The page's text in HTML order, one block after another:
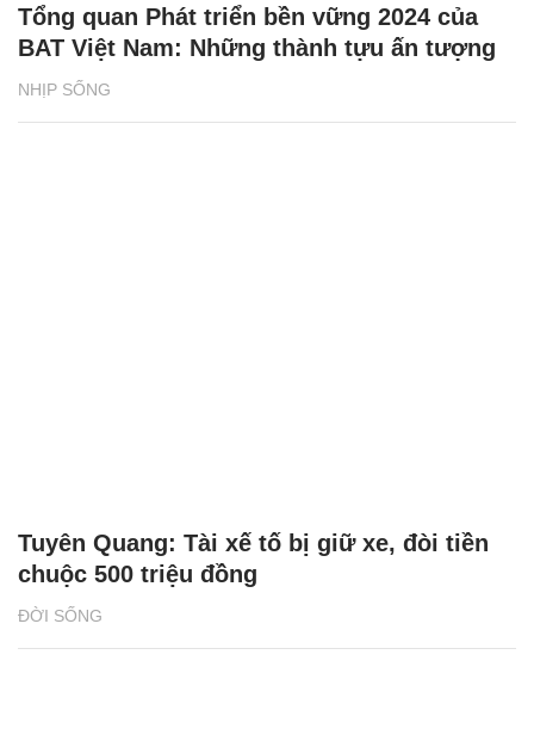
NHỊP SỐNG
Tổng quan Phát triển bền vững 2024 của
BAT Việt Nam: Những thành tựu ấn tượng
ĐỜI SỐNG
Tuyên Quang: Tài xế tố bị giữ xe, đòi tiền
chuộc 500 triệu đồng